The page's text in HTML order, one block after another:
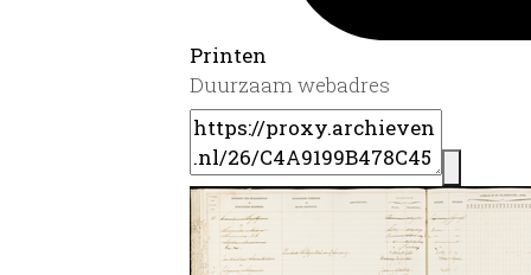
Printen
Duurzaam webadres